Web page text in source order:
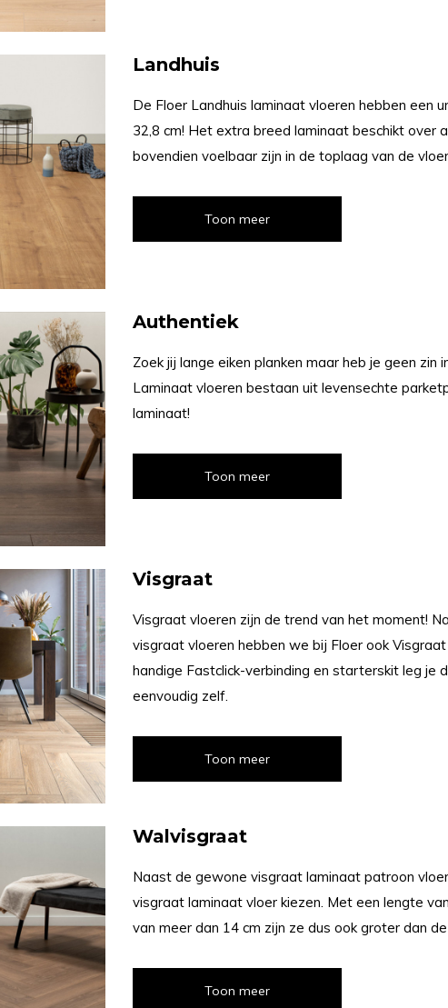
Landhuis
De Floer Landhuis laminaat vloeren hebben een
32,8 cm! Het extra breed laminaat beschikt over
bovendien voelbaar zijn in de toplaag van de
Toon meer
Authentiek
Zoek jij lange eiken planken maar heb je geen zin
Laminaat vloeren bestaan uit levensechte
laminaat!
Toon meer
Visgraat
Visgraat vloeren zijn de trend van het moment!
visgraat vloeren hebben we bij Floer ook
handige Fastclick-verbinding en starterskit leg je
eenvoudig zelf.
Toon meer
Walvisgraat
Naast de gewone visgraat laminaat patroon
visgraat laminaat vloer kiezen. Met een lengte
van meer dan 14 cm zijn ze dus ook groter dan
Toon meer